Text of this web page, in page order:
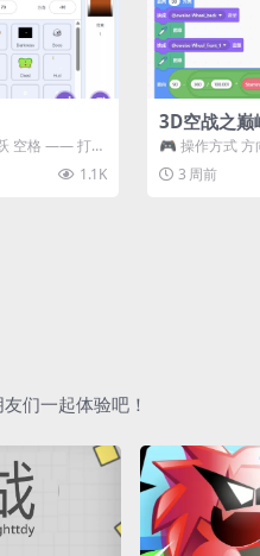
空格 —— 打开
1.1K
3D空战之巅
🎮 操作方式
攻击...
3 周前
们一起体验吧！